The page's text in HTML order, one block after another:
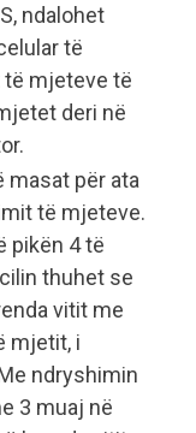
ndalohet
të
mjeteve të
deri në
masat për ata
të mjeteve.
pikën 4 të
thuhet se
vitit me
mjetit, i
ndryshimin
3 muaj në